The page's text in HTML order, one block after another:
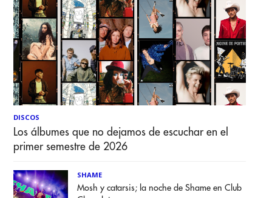
DISCOS
Los álbumes que no dejamos de escuchar en el
primer semestre de 2026
SHAME
Mosh y catarsis; la noche de Shame en Club